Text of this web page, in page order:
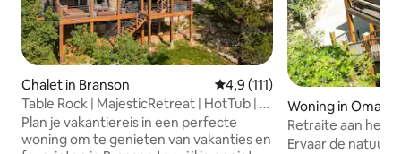
Chalet in Branson Gemiddelde beoordeling van
4,9 (111)
Table Rock | MajesticRetreat | HotTub | 3
Ensuite
Plan je vakantiereis in een perfecte
woning om te genieten van vakanties en
Woning in Omaha
Retraite aan het
sauna en koud
Ervaar de